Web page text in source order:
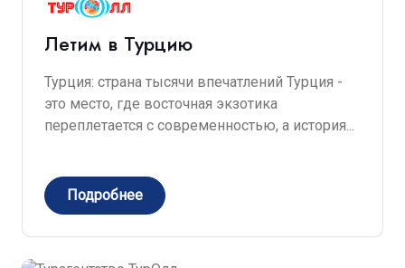
Летим в Турцию
Турция: страна тысячи впечатлений Турция -
это место, где восточная экзотика
переплетается с современностью, а история...
Подробнее